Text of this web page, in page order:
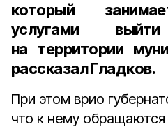
который
услугами
на территории
рассказал Гладков.
При этом врио
что к нему